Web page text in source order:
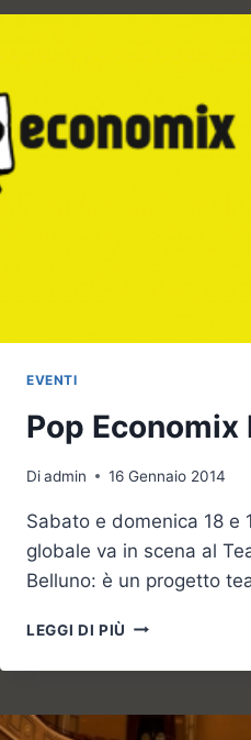
RUSSO
EVENTI
Pop Economix
Diadmin 16 Gennaio 2014
Sabato e domenica 18 e
globale va in scena al
Belluno: è un progetto
LEGGI DI PIÙ POP
LIVE